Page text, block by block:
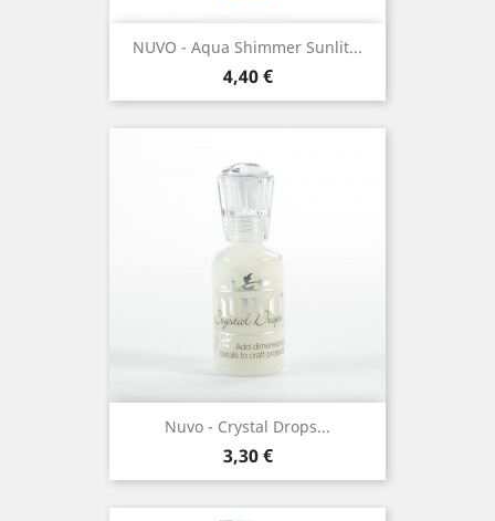
NUVO - Aqua Shimmer Sunlit...
Prix
4,40 €
Nuvo - Crystal Drops...
Prix
3,30 €